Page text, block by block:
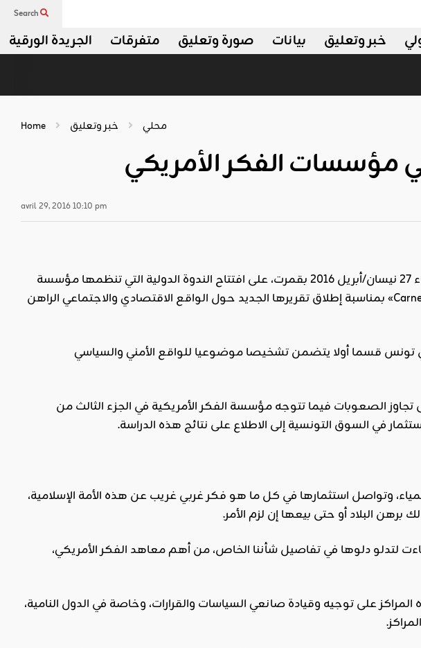
Search
الجريدة الورقية متفرقات صورة وتعليق بيانات خبر وتعليق
Home محلي خبر وتعليق
مؤسسات الفكر الأمريكي
avril 29, 2016 10:10 pm
أشرف رئيس الحكومة التونسية السيّد الحبيب الصيد، صباح الأربعاء 27 نيسان/أبريل 2016 بقمرت، على افتتاح الندوة الدولية التي تنظمها مؤسسة
« كارنيغي للسلام الدولي«Carnegie Endowment for international peace» بمناسبة إطلاق تقريرها الجديد حول الواقع الاقتصادي والاجتماعي الراهن
قسما أولا يتضمن تشخيصا موضوعيا للواقع الأمني والسياسي
الصعوبات فيما تتوجه مؤسسة الفكر الأمريكية في الجزء الثالث من
في السوق التونسية إلى الاطلاع على نتائج هذه الدراسة.
وتواصل استثمارها في كل ما هو فكر غربي غريب عن هذه الأمة الإسلامية،
البلاد أو حتى بيعها إن لزم الأمر.
لتدلو دلوها في تفاصيل شأننا الخاص، من أهم معاهد الفكر الأمريكي،
على توجيه وقيادة صانعي السياسات والقرارات، وخاصة في الدول النامية،